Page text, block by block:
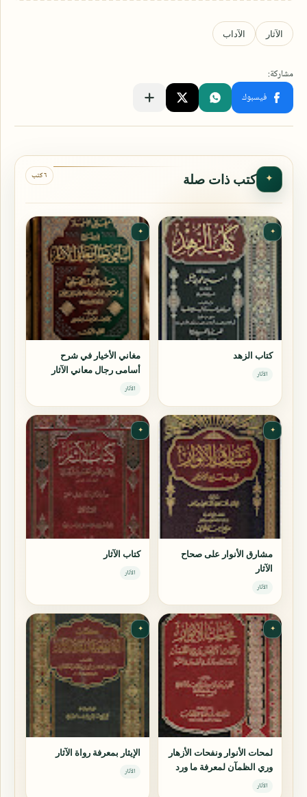
✦ كتب ذات صلة ٦ كتب
✦
كتاب الزهد
الآثار
✦
مغاني الأخيار في شرح
أسامى رجال معاني الآثار
الآثار
✦
مشارق الأنوار على صحاح
الآثار
الآثار
✦
كتاب الآثار
الآثار
✦
لمحات الأنوار ونفحات الأزهار
وري الظمآن لمعرفة ما ورد
من الآثار في ثواب قارئ
الآثار
✦
الإيثار بمعرفة رواة الآثار
الآثار